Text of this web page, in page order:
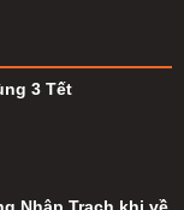
3 Tết